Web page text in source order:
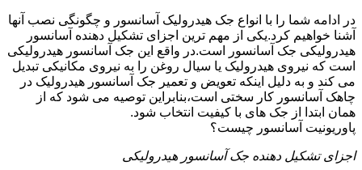
در ادامه شما را با انواع جک هیدرولیک آسانسور و چگونگی نصب آنها
آشنا خواهیم کرد.یکی از مهم ترین اجزای تشکیل دهنده آسانسور
هیدرولیکی جک آسانسور است.در واقع این جک آسانسور هیدرولیکی
است که نیروی هیدرولیک یا سیال روغن را به نیروی مکانیکی تبدیل
می کند و به دلیل اینکه تعویض و تعمیر جک آسانسور هیدرولیک در
چاهک آسانسور کار سختی است،بنابراین توصیه می شود که از
همان ابتدا از جک های با کیفیت انتخاب شود.
پاوریونیت آسانسور چیست؟
اجزای تشکیل دهنده جک آسانسور هیدرولیکی